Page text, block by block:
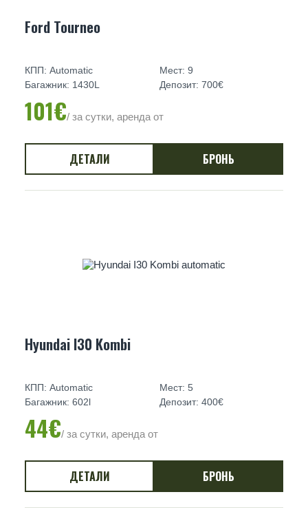
Ford Tourneo
КПП: Automatic
Мест: 9
Багажник: 1430L
Депозит: 700€
101€/ за сутки, аренда от
ДЕТАЛИ БРОНЬ
Hyundai I30 Kombi
КПП: Automatic
Мест: 5
Багажник: 602l
Депозит: 400€
44€/ за сутки, аренда от
ДЕТАЛИ БРОНЬ